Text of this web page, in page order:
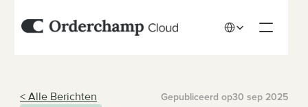
< Alle Berichten Gepubliceerd op30 sep 2025